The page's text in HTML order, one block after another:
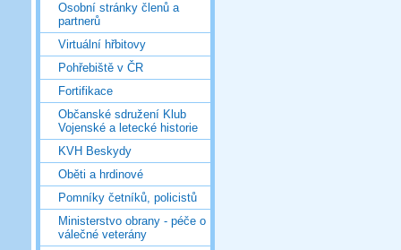
Osobní stránky členů a
partnerů
Virtuální hřbitovy
Pohřebiště v ČR
Fortifikace
Občanské sdružení Klub
Vojenské a letecké historie
KVH Beskydy
Oběti a hrdinové
Pomníky četníků, policistů
Ministerstvo obrany - péče o
válečné veterány